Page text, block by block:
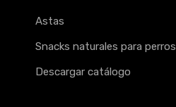
Astas
Snacks naturales para perros
Descargar catálogo